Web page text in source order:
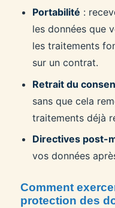
Portabilité :
les données que
les traitements
sur un contrat.
Retrait du
sans que cela
traitements déjà
Directives post-
vos données
Comment
protection des